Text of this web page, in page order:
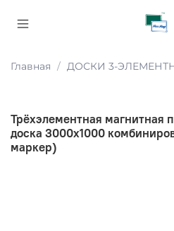
Главная ДОСКИ 3-
Трёхэлементная магнитная
доска 3000х1000
маркер)